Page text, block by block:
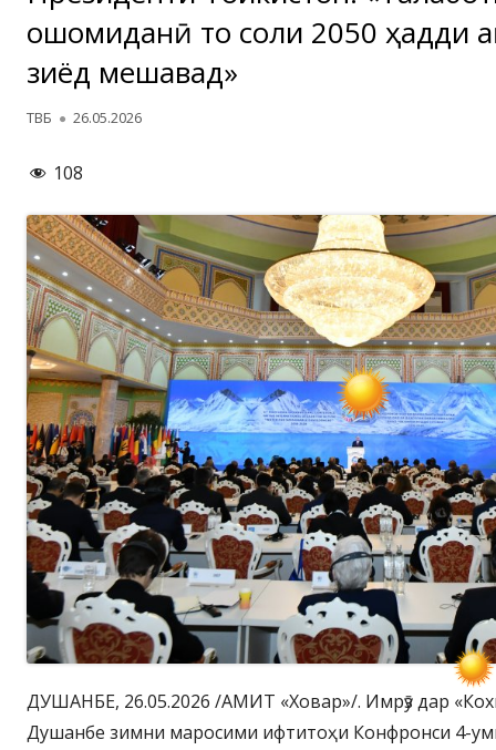
ошомиданӣ то соли 2050 ҳадди
зиёд мешавад»
Автор
ТВБ Опубликовано
26.05.2026
108
ДУШАНБЕ, 26.05.2026 /АМИТ «Ховар»/. Имрӯз дар
Душанбе зимни маросими ифтитоҳи Конфронси 4-